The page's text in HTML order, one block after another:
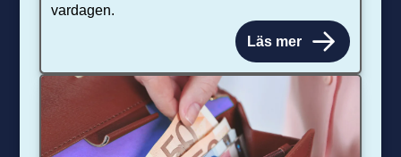
vardagen.
Läs mer